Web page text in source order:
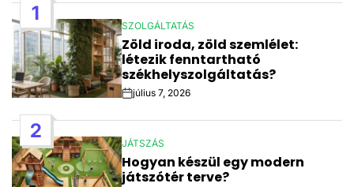
1
POSTED
IN
SZOLGÁLTATÁS
Zöld iroda, zöld szemlélet:
létezik fenntartható
székhelyszolgáltatás?
Postjúlius 7, 2026
2
POSTED
IN
JÁTSZÁS
Hogyan készül egy modern
játszótér terve?